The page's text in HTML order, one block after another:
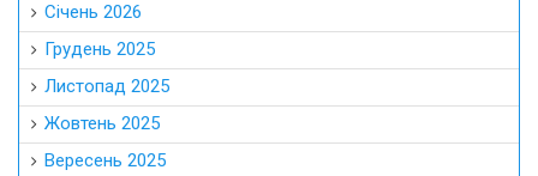
Січень 2026
Грудень 2025
Листопад 2025
Жовтень 2025
Вересень 2025